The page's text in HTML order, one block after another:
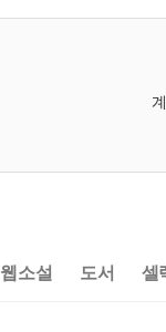
웹소설 도서 셀